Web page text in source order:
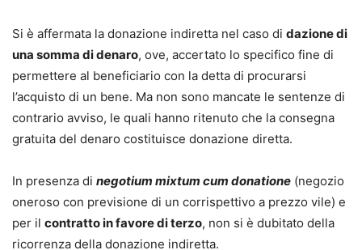
Si è affermata la donazione indiretta nel caso di dazione di
una somma di denaro, ove, accertato lo specifico fine di
permettere al beneficiario con la detta di procurarsi
l’acquisto di un bene. Ma non sono mancate le sentenze di
contrario avviso, le quali hanno ritenuto che la consegna
gratuita del denaro costituisce donazione diretta.
In presenza di negotium mixtum cum donatione (negozio
oneroso con previsione di un corrispettivo a prezzo vile) e
per il contratto in favore di terzo, non si è dubitato della
ricorrenza della donazione indiretta.